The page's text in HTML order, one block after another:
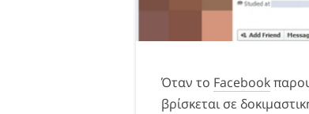
Όταν το Facebook
βρίσκεται σε